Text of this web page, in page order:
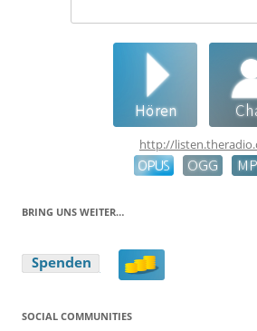
http://
BRING UNS WEITER…
SOCIAL COMMUNITIES